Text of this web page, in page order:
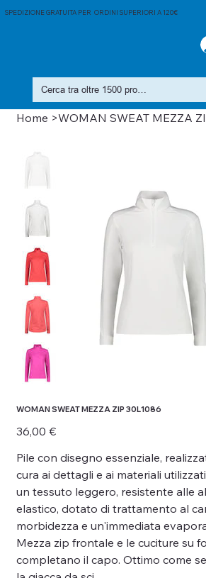
SPEDIZIONE GRATUITA PER ORDINI SUPERIORI A 120€
Home >WOMAN SWEAT MEZZA
WOMAN SWEAT MEZZA ZIP 30L1086
Prezzo
36,00 €
Pile con disegno essenziale,
cura ai dettagli e ai materiali
un tessuto leggero, resistente alle
elastico, dotato di trattamento al
morbidezza e un'immediata
Mezza zip frontale e le cuciture su
completano il capo. Ottimo come